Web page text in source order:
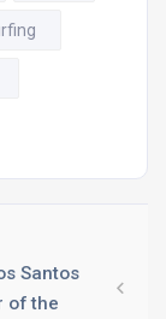
Santos
of the